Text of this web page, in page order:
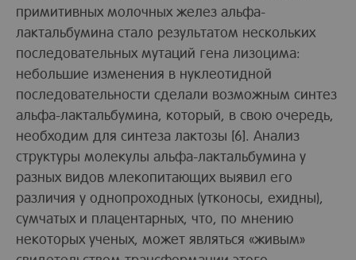
примитивных молочных желез альфа-
лактальбумина стало результатом нескольких
последовательных мутаций гена лизоцима:
небольшие изменения в нуклеотидной
последовательности сделали возможным синтез
альфа-лактальбумина, который, в свою очередь,
необходим для синтеза лактозы [6]. Анализ
структуры молекулы альфа-лактальбумина у
разных видов млекопитающих выявил его
различия у однопроходных (утконосы, ехидны),
сумчатых и плацентарных, что, по мнению
некоторых ученых, может являться «живым»